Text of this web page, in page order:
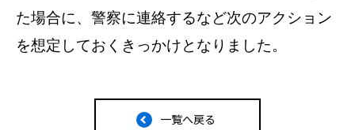
た場合に、警察に連絡するなど次のアクション
を想定しておくきっかけとなりました。
一覧へ戻る